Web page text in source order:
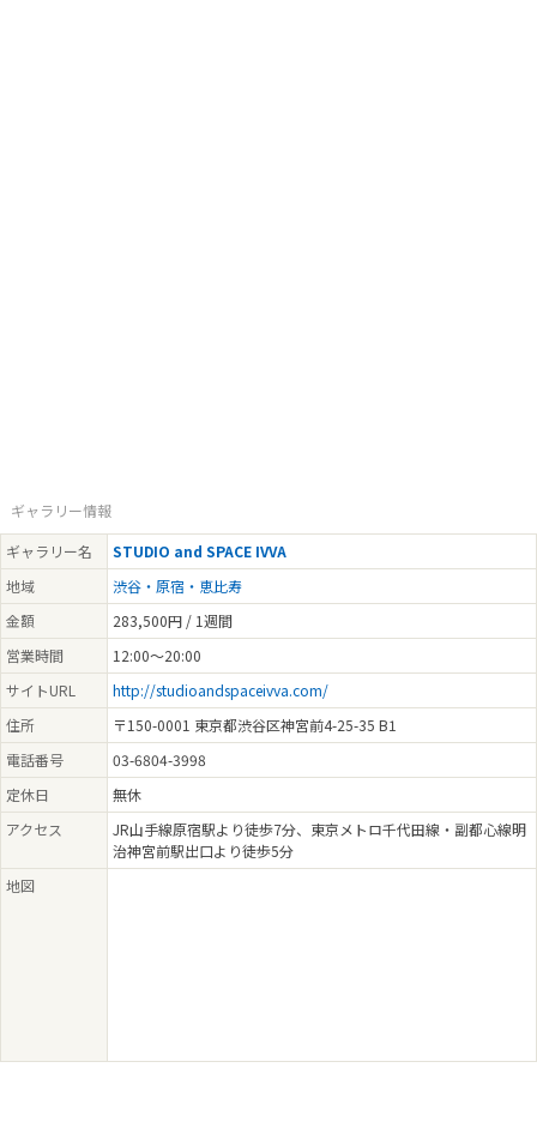
ギャラリー情報
ギャラリー名
STUDIO and SPACE IVVA
地域
渋谷・原宿・恵比寿
金額
283,500円 / 1週間
営業時間
12:00～20:00
サイトURL
http://studioandspaceivva.com/
住所
〒150-0001 東京都渋谷区神宮前4-25-35 B1
電話番号
03-6804-3998
定休日
無休
アクセス
JR山手線原宿駅より徒歩7分、東京メトロ千代田線・副都心線明
治神宮前駅出口より徒歩5分
地図